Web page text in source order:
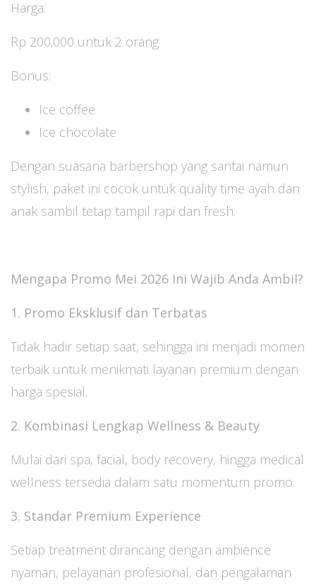
Harga:
Rp 200.000 untuk 2 orang
Bonus:
Ice coffee
Ice chocolate
Dengan suasana barbershop yang santai namun
stylish, paket ini cocok untuk quality time ayah dan
anak sambil tetap tampil rapi dan fresh.
Mengapa Promo Mei 2026 Ini Wajib Anda Ambil?
1. Promo Eksklusif dan Terbatas
Tidak hadir setiap saat, sehingga ini menjadi momen
terbaik untuk menikmati layanan premium dengan
harga spesial.
2. Kombinasi Lengkap Wellness & Beauty
Mulai dari spa, facial, body recovery, hingga medical
wellness tersedia dalam satu momentum promo.
3. Standar Premium Experience
Setiap treatment dirancang dengan ambience
nyaman, pelayanan profesional, dan pengalaman